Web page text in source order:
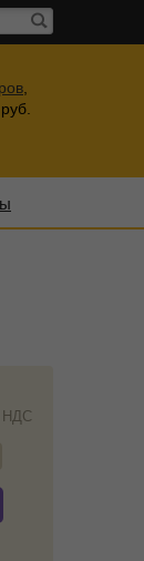
руб.
НДС